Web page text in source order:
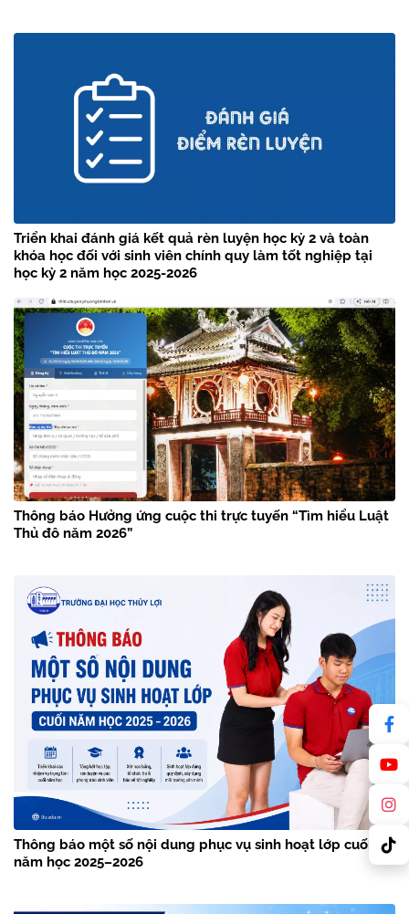
Triển khai đánh giá kết quả rèn luyện học kỳ 2 và toàn
khóa học đối với sinh viên chính quy làm tốt nghiệp tại
học kỳ 2 năm học 2025-2026
Thông báo Hưởng ứng cuộc thi trực tuyến “Tìm hiểu Luật
Thủ đô năm 2026”
Thông báo một số nội dung phục vụ sinh hoạt lớp cuối
năm học 2025–2026